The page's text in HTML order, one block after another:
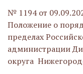
№ 1194 от
Положение о
пределах
администрации
округа